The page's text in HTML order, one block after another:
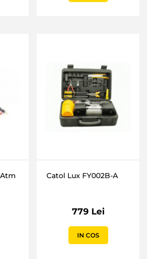
Catol Lux FY002B-A
779 Lei
IN COS